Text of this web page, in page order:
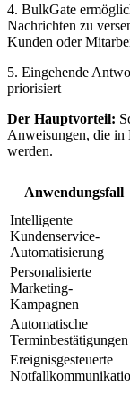
4. BulkGate
Nachrichten zu
Kunden oder
5. Eingehende
priorisiert
Der Hauptvorteil:
Anweisungen, die in
werden.
Anwendungsfall
Intelligente
Kundenservice-
Automatisierung
Personalisierte
Marketing-
Kampagnen
Automatische
Terminbestätigungen
Ereignisgesteuerte